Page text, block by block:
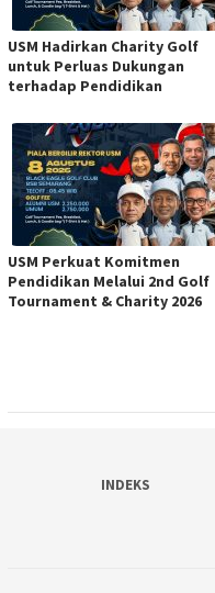
USM Hadirkan Charity Golf
untuk Perluas Dukungan
terhadap Pendidikan
USM Perkuat Komitmen
Pendidikan Melalui 2nd Golf
Tournament & Charity 2026
INDEKS